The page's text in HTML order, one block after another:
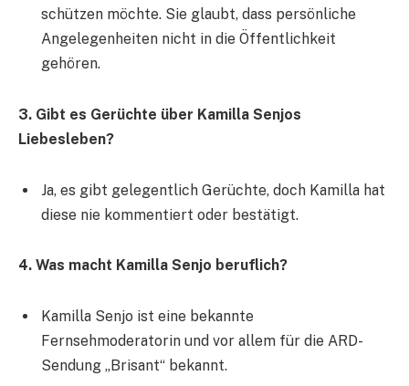
schützen möchte. Sie glaubt, dass persönliche
Angelegenheiten nicht in die Öffentlichkeit
gehören.
3. Gibt es Gerüchte über Kamilla Senjos
Liebesleben?
Ja, es gibt gelegentlich Gerüchte, doch Kamilla hat
diese nie kommentiert oder bestätigt.
4. Was macht Kamilla Senjo beruflich?
Kamilla Senjo ist eine bekannte
Fernsehmoderatorin und vor allem für die ARD-
Sendung „Brisant“ bekannt.